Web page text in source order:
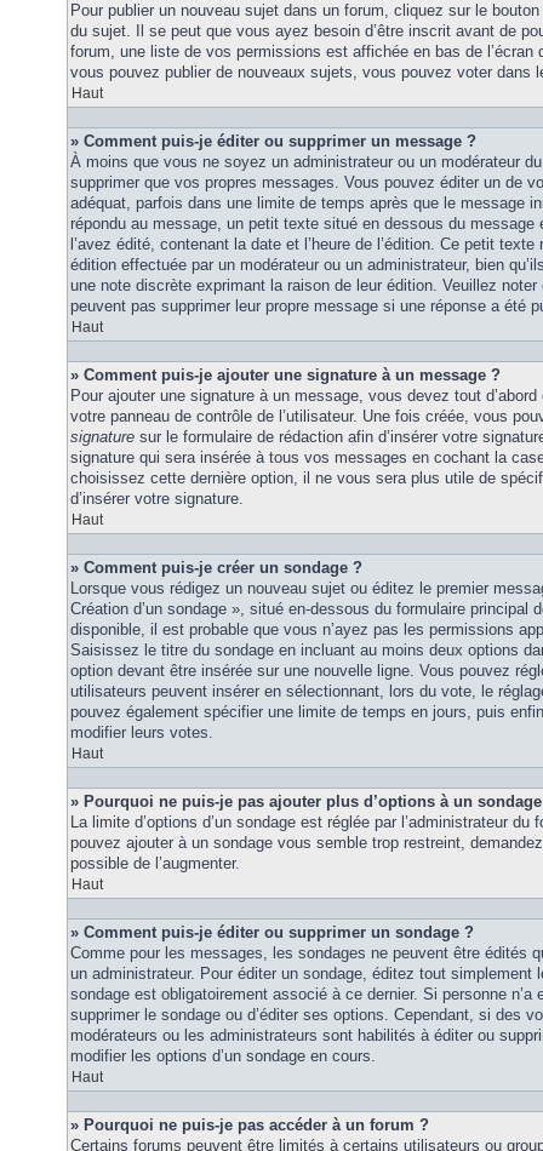
Pour publier un nouveau sujet dans un forum, cliquez sur le
du sujet. Il se peut que vous ayez besoin d’être inscrit avant de
forum, une liste de vos permissions est affichée en bas de
vous pouvez publier de nouveaux sujets, vous pouvez voter dans
Haut
» Comment puis-je éditer ou supprimer un message ?
À moins que vous ne soyez un administrateur ou un modérateur
supprimer que vos propres messages. Vous pouvez éditer un de
adéquat, parfois dans une limite de temps après que le message
répondu au message, un petit texte situé en dessous du message
l’avez édité, contenant la date et l’heure de l’édition. Ce petit texte
édition effectuée par un modérateur ou un administrateur, bien
une note discrète exprimant la raison de leur édition. Veuillez
peuvent pas supprimer leur propre message si une réponse a été
Haut
» Comment puis-je ajouter une signature à un message ?
Pour ajouter une signature à un message, vous devez tout d’abord
votre panneau de contrôle de l’utilisateur. Une fois créée, vous
signature sur le formulaire de rédaction afin d’insérer votre
signature qui sera insérée à tous vos messages en cochant la
choisissez cette dernière option, il ne vous sera plus utile de
d’insérer votre signature.
Haut
» Comment puis-je créer un sondage ?
Lorsque vous rédigez un nouveau sujet ou éditez le premier
Création d’un sondage », situé en-dessous du formulaire principal
disponible, il est probable que vous n’ayez pas les permissions
Saisissez le titre du sondage en incluant au moins deux options
option devant être insérée sur une nouvelle ligne. Vous pouvez
utilisateurs peuvent insérer en sélectionnant, lors du vote, le
pouvez également spécifier une limite de temps en jours, puis
modifier leurs votes.
Haut
» Pourquoi ne puis-je pas ajouter plus d’options à un
La limite d’options d’un sondage est réglée par l’administrateur
pouvez ajouter à un sondage vous semble trop restreint,
possible de l’augmenter.
Haut
» Comment puis-je éditer ou supprimer un sondage ?
Comme pour les messages, les sondages ne peuvent être édités
un administrateur. Pour éditer un sondage, éditez tout simplement
sondage est obligatoirement associé à ce dernier. Si personne
supprimer le sondage ou d’éditer ses options. Cependant, si des
modérateurs ou les administrateurs sont habilités à éditer ou
modifier les options d’un sondage en cours.
Haut
» Pourquoi ne puis-je pas accéder à un forum ?
Certains forums peuvent être limités à certains utilisateurs ou